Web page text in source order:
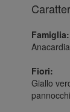
Famiglia:
Fiori:
Giallo